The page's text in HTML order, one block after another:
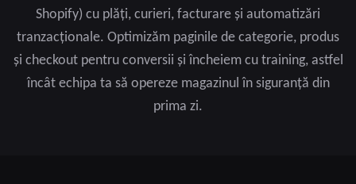
Shopify) cu plăți, curieri, facturare și automatizări
tranzacționale. Optimizăm paginile de categorie, produs
și checkout pentru conversii și încheiem cu training, astfel
încât echipa ta să opereze magazinul în siguranță din
prima zi.